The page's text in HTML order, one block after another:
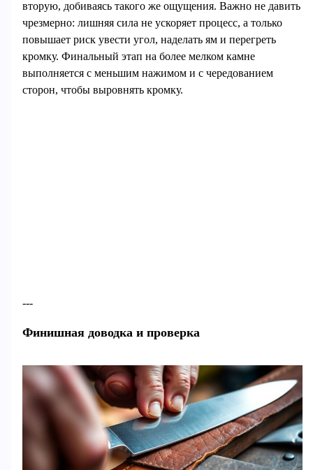
вторую, добиваясь такого же ощущения. Важно не давить
чрезмерно: лишняя сила не ускоряет процесс, а только
повышает риск увести угол, наделать ям и перегреть
кромку. Финальный этап на более мелком камне
выполняется с меньшим нажимом и с чередованием
сторон, чтобы выровнять кромку.
---
Финишная доводка и проверка